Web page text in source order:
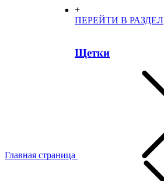
+
ПЕРЕЙТИ В РАЗДЕЛ
Щетки
Главная страница